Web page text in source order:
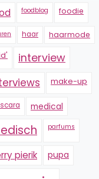
foodblog foodie
haar haarmode
interview
make-up
medical
parfums
pierik pupa